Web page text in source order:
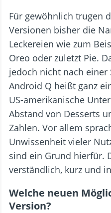
Für gewöhnlich trugen
Versionen bisher die
Leckereien wie zum
Oreo oder zuletzt Pie.
jedoch nicht nach einer
Android Q heißt ganz
US-amerikanische
Abstand von Desserts
Zahlen. Vor allem
Unwissenheit vieler
sind ein Grund hierfür.
verständlich, kurz und
Welche neuen
Version?